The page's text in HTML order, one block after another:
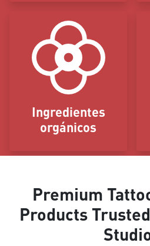
Ingredientes
orgánicos
Premium
Products